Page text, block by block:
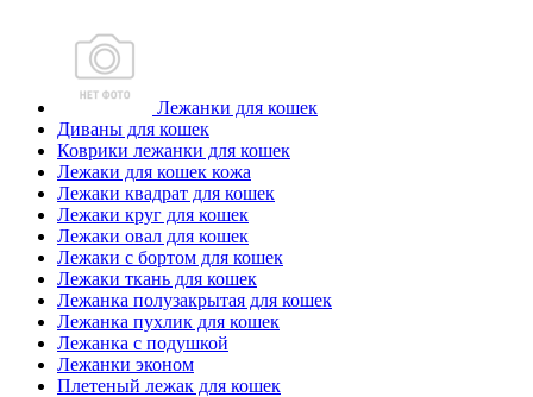
Лежанки для кошек
Диваны для кошек
Коврики лежанки для кошек
Лежаки для кошек кожа
Лежаки квадрат для кошек
Лежаки круг для кошек
Лежаки овал для кошек
Лежаки с бортом для кошек
Лежаки ткань для кошек
Лежанка полузакрытая для кошек
Лежанка пухлик для кошек
Лежанка с подушкой
Лежанки эконом
Плетеный лежак для кошек